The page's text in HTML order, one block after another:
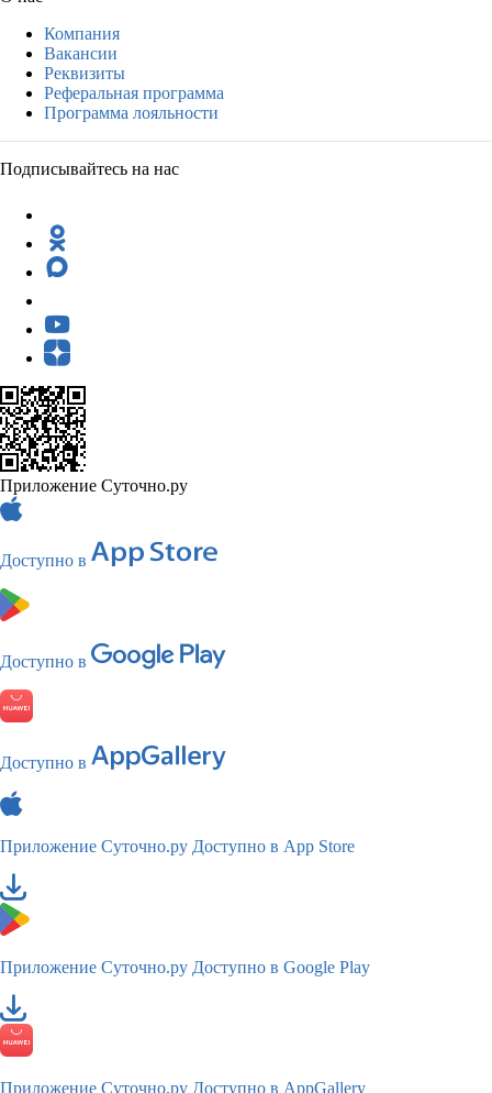
Компания
Вакансии
Реквизиты
Реферальная программа
Программа лояльности
Подписывайтесь на нас
Приложение Суточно.ру
Доступно в
Доступно в
Доступно в
Приложение Суточно.ру Доступно в App Store
Приложение Суточно.ру Доступно в Google Play
Приложение Суточно.ру Доступно в AppGallery